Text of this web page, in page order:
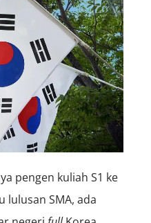
pengen kuliah S1 ke
lulusan SMA, ada